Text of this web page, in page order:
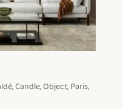
,Candle,Object,Paris,